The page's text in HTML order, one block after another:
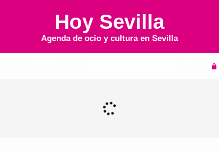
Hoy Sevilla
Agenda de ocio y cultura en Sevilla